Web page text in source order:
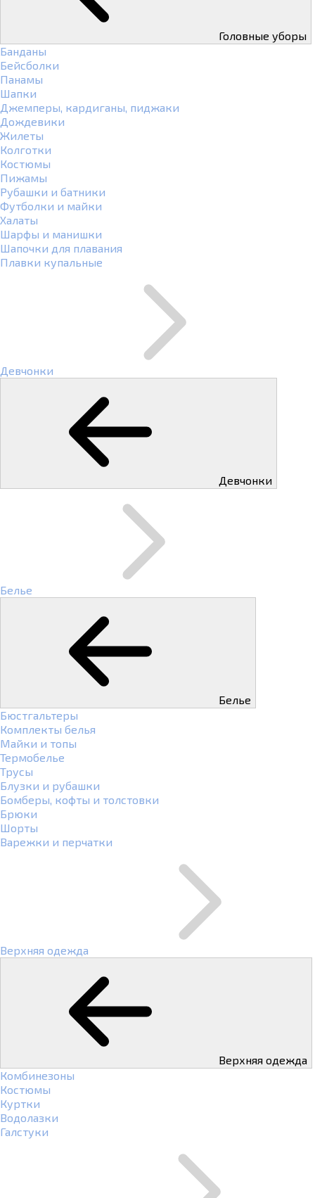
Головные уборы
Банданы
Бейсболки
Панамы
Шапки
Джемперы, кардиганы, пиджаки
Дождевики
Жилеты
Колготки
Костюмы
Пижамы
Рубашки и батники
Футболки и майки
Халаты
Шарфы и манишки
Шапочки для плавания
Плавки купальные
Девчонки
Девчонки
Белье
Белье
Бюстгальтеры
Комплекты белья
Майки и топы
Термобелье
Трусы
Блузки и рубашки
Бомберы, кофты и толстовки
Брюки
Шорты
Варежки и перчатки
Верхняя одежда
Верхняя одежда
Комбинезоны
Костюмы
Куртки
Водолазки
Галстуки